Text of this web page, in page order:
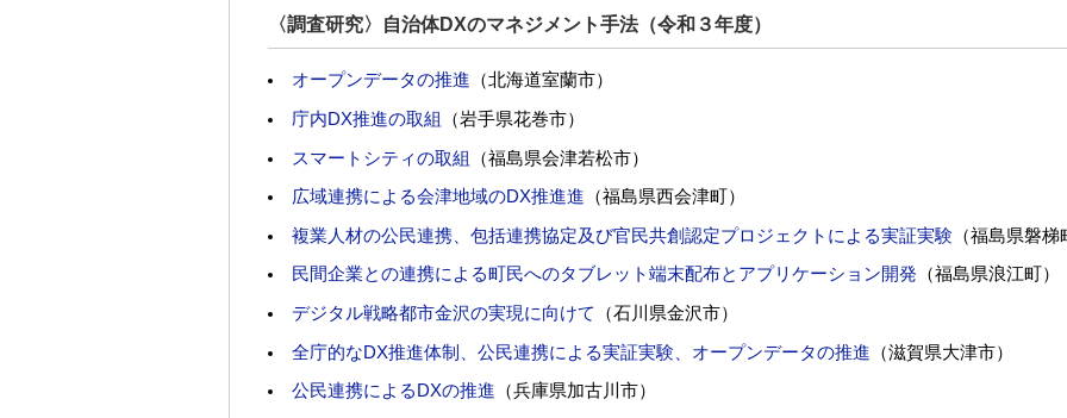
〈調査研究〉自治体DXのマネジメント手法（令和３年度）
オープンデータの推進 （北海道室蘭市）
庁内DX推進の取組 （岩手県花巻市）
スマートシティの取組 （福島県会津若松市）
広域連携による会津地域のDX推進進 （福島県西会津町）
複業人材の公民連携、包括連携協定及び官民共創認定プロジェクトによる実証実験 （福島県磐梯
民間企業との連携による町民へのタブレット端末配布とアプリケーション開発 （福島県浪江町）
デジタル戦略都市金沢の実現に向けて （石川県金沢市）
全庁的なDX推進体制、公民連携による実証実験、オープンデータの推進 （滋賀県大津市）
公民連携によるDXの推進 （兵庫県加古川市）